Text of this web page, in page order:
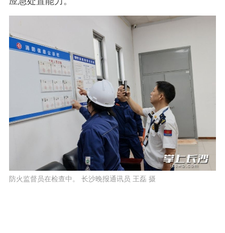
防火监督员在检查中。 长沙晚报通讯员 王磊 摄